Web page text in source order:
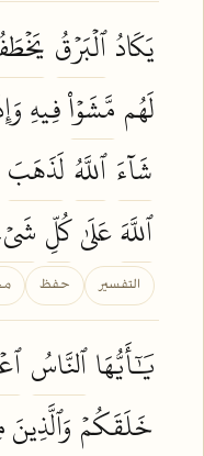
يَكَادُٱلۡبَرۡقُ
لَهُم مَّشَوۡاْفِيهِ
شَآءَٱللَّهُ لَذَهَبَ
ٱللَّهَعَلَىٰكُلِّ
التفسير حفظ
يَٰٓأَيُّهَاٱلنَّاسُ
خَلَقَكُمۡ